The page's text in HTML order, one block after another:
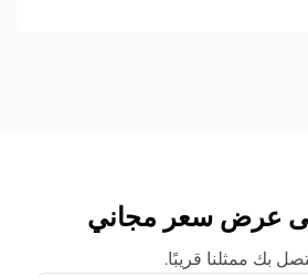
عرض سعر مجاني
بك ممثلنا قريبًا.